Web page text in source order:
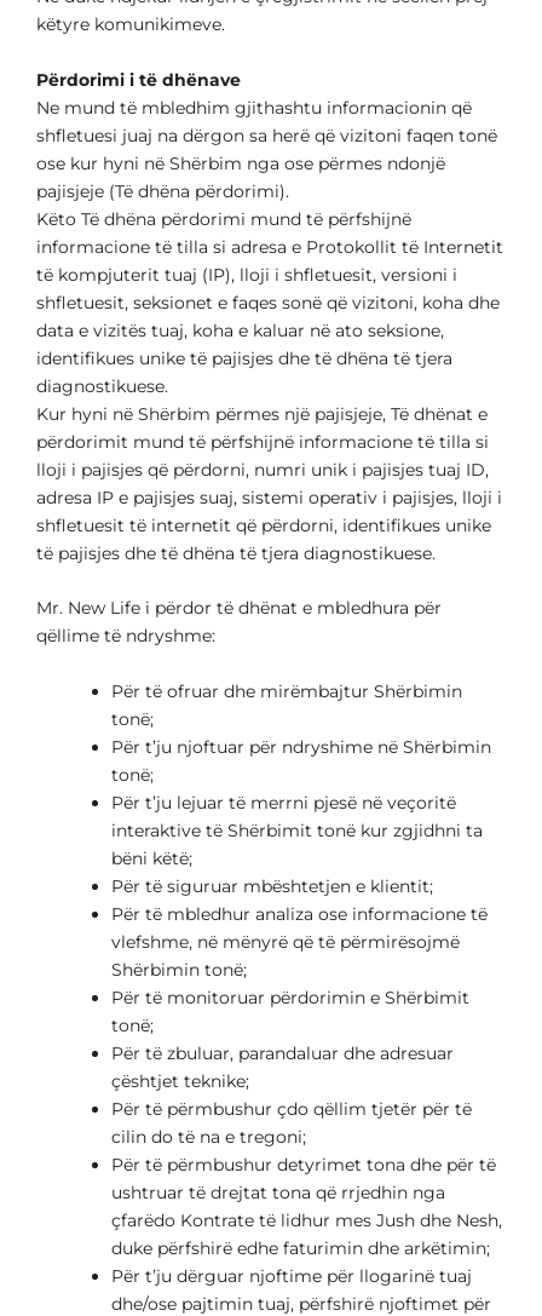
këtyre komunikimeve.
Përdorimi i të dhënave
Ne mund të mbledhim gjithashtu informacionin që
shfletuesi juaj na dërgon sa herë që vizitoni faqen tonë
ose kur hyni në Shërbim nga ose përmes ndonjë
pajisjeje (Të dhëna përdorimi).
Këto Të dhëna përdorimi mund të përfshijnë
informacione të tilla si adresa e Protokollit të Internetit
të kompjuterit tuaj (IP), lloji i shfletuesit, versioni i
shfletuesit, seksionet e faqes sonë që vizitoni, koha dhe
data e vizitës tuaj, koha e kaluar në ato seksione,
identifikues unike të pajisjes dhe të dhëna të tjera
diagnostikuese.
Kur hyni në Shërbim përmes një pajisjeje, Të dhënat e
përdorimit mund të përfshijnë informacione të tilla si
lloji i pajisjes që përdorni, numri unik i pajisjes tuaj ID,
adresa IP e pajisjes suaj, sistemi operativ i pajisjes, lloji i
shfletuesit të internetit që përdorni, identifikues unike
të pajisjes dhe të dhëna të tjera diagnostikuese.
Mr. New Life i përdor të dhënat e mbledhura për
qëllime të ndryshme:
Për të ofruar dhe mirëmbajtur Shërbimin
tonë;
Për t’ju njoftuar për ndryshime në Shërbimin
tonë;
Për t’ju lejuar të merrni pjesë në veçoritë
interaktive të Shërbimit tonë kur zgjidhni ta
bëni këtë;
Për të siguruar mbështetjen e klientit;
Për të mbledhur analiza ose informacione të
vlefshme, në mënyrë që të përmirësojmë
Shërbimin tonë;
Për të monitoruar përdorimin e Shërbimit
tonë;
Për të zbuluar, parandaluar dhe adresuar
çështjet teknike;
Për të përmbushur çdo qëllim tjetër për të
cilin do të na e tregoni;
Për të përmbushur detyrimet tona dhe për të
ushtruar të drejtat tona që rrjedhin nga
çfarëdo Kontrate të lidhur mes Jush dhe Nesh,
duke përfshirë edhe faturimin dhe arkëtimin;
Për t’ju dërguar njoftime për llogarinë tuaj
dhe/ose pajtimin tuaj, përfshirë njoftimet për